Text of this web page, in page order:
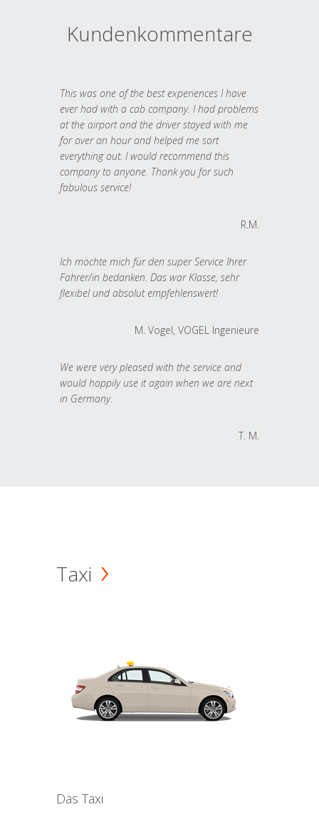
Kundenkommentare
This was one of the best experiences I have
ever had with a cab company. I had problems
at the airport and the driver stayed with me
for over an hour and helped me sort
everything out. I would recommend this
company to anyone. Thank you for such
fabulous service!
R.M.
Ich möchte mich für den super Service Ihrer
Fahrer/in bedanken. Das war Klasse, sehr
flexibel und absolut empfehlenswert!
M. Vogel, VOGEL Ingenieure
We were very pleased with the service and
would happily use it again when we are next
in Germany.
T. M.
Taxi
Das Taxi